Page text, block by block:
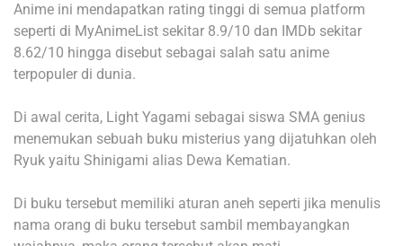
Anime ini mendapatkan rating tinggi di semua platform
seperti di MyAnimeList sekitar 8.9/10 dan IMDb sekitar
8.62/10 hingga disebut sebagai salah satu anime
terpopuler di dunia.
Di awal cerita, Light Yagami sebagai siswa SMA genius
menemukan sebuah buku misterius yang dijatuhkan oleh
Ryuk yaitu Shinigami alias Dewa Kematian.
Di buku tersebut memiliki aturan aneh seperti jika menulis
nama orang di buku tersebut sambil membayangkan